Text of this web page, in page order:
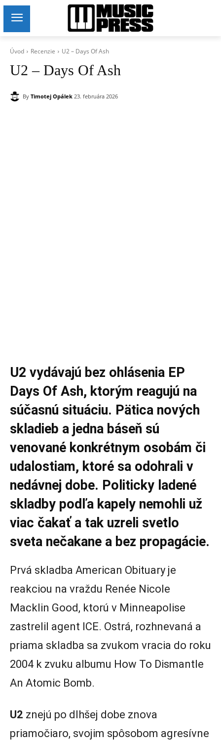
Úvod Recenzie U2 – Days Of Ash
U2 – Days Of Ash
By Timotej Opálek 23. februára 2026
U2 vydávajú bez ohlásenia EP
Days Of Ash, ktorým reagujú na
súčasnú situáciu. Pätica nových
skladieb a jedna báseň sú
venované konkrétnym osobám či
udalostiam, ktoré sa odohrali v
nedávnej dobe. Politicky ladené
skladby podľa kapely nemohli už
viac čakať a tak uzreli svetlo
sveta nečakane a bez propagácie.
Prvá skladba American Obituary je
reakciou na vraždu Renée Nicole
Macklin Good, ktorú v Minneapolise
zastrelil agent ICE. Ostrá, rozhnevaná a
priama skladba sa zvukom vracia do roku
2004 k zvuku albumu How To Dismantle
An Atomic Bomb.
U2 znejú po dlhšej dobe znova
priamočiaro, svojim spôsobom agresívne